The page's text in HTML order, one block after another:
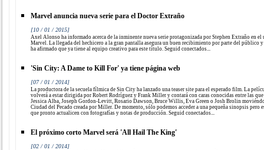
Marvel anuncia nueva serie para el Doctor Extraño
[10 / 01 / 2015]
Axel Alonso ha informado acerca de la inminente nueva serie protagonizada por Stephen Extraño en el
Marvel. La llegada del hechicero a la gran pantalla asegura un buen recibimiento por parte del público
ha afirmado que ya tiene al equipo creativo para este título. Seguid conectados...
'Sin City: A Dame to Kill For' ya tiene página web
[07 / 01 / 2014]
La productora de la secuela fílmica de Sin City ha lanzado una teaser site para el esperado film. La
volverá a estar dirigida por Robert Rodríguez y Frank Miller y contará con caras conocidas entre las que
Jessica Alba, Joseph Gordon-Levitt, Rosario Dawson, Bruce Willis, Eva Green o Josh Brolin
Ciudad del Pecado creada por Miller. De momento, sólo podemos acceder a una pequeña sinopsis pero
que pronto actualicen con fotografías y notas de producción. Seguid conectados...
El próximo corto Marvel será 'All Hail The King'
[02 / 01 / 2014]